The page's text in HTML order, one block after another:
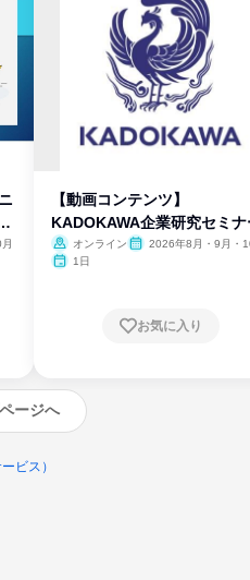
【動画コンテンツ】
KADOKAWA企業研究セミナ
オンライン
2026年8月・9月・
1日
お気に入り
ージへ
ビス）